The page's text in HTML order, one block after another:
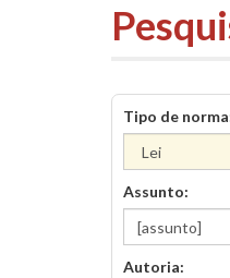
Tipo de
Assunto:
Autoria: